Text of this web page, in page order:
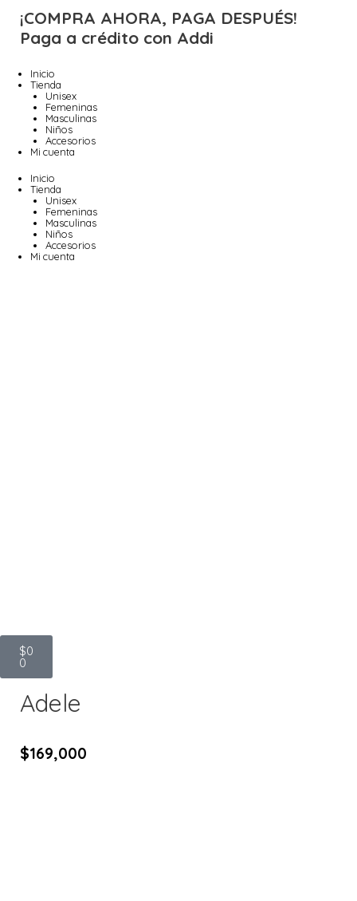
¡COMPRA AHORA, PAGA DESPUÉS!
Paga a crédito con Addi
Inicio
Tienda
Unisex
Femeninas
Masculinas
Niños
Accesorios
Mi cuenta
Inicio
Tienda
Unisex
Femeninas
Masculinas
Niños
Accesorios
Mi cuenta
$0
0
Adele
$169,000